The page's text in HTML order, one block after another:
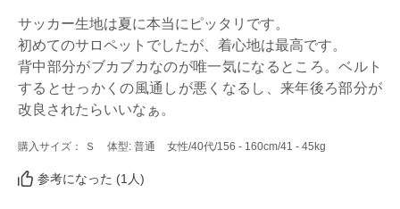
サッカー生地は夏に本当にピッタリです。
初めてのサロペットでしたが、着心地は最高です。
背中部分がブカブカなのが唯一気になるところ。ベルト
するとせっかくの風通しが悪くなるし、来年後ろ部分が
改良されたらいいなぁ。
購入サイズ： Ｓ 体型: 普通 女性/40代/156 - 160cm/41 - 45kg
参考になった (1人)